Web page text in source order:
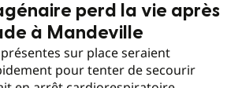
perd la vie après
à Mandeville
sur place seraient
pour tenter de secourir